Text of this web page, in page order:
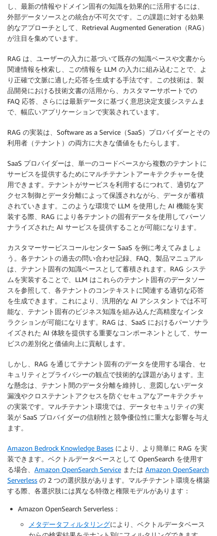
し、最新の情報やドメイン固有の知識を効果的に活用するには、
外部データソースとの統合が不可欠です。この課題に対する効果
的なアプローチとして、Retrieval Augmented Generation（RAG）
が注目を集めています。
RAG は、ユーザーの入力に基づいて既存の知識ベースや文書から
関連情報を検索し、この情報を LLM の入力に組み込むことで、よ
り正確で文脈に適した応答を生成する手法です。この技術は、製
品開発における技術文書の活用から、カスタマーサポートでの
FAQ 応答、さらには最新データに基づく意思決定支援システムま
で、幅広いアプリケーションで実装されています。
RAG の実装は、Software as a Service（SaaS）プロバイダーとその
利用者（テナント）の両方に大きな価値をもたらします。
SaaS プロバイダーは、単一のコードベースから複数のテナントに
サービスを提供するためにマルチテナントアーキテクチャーを使
用できます。テナントがサービスを利用するにつれて、適切なア
クセス制御とデータ分離によって保護されながら、データが蓄積
されていきます。このような環境で LLM を使用した AI 機能を実
装する際、RAG により各テナントの固有データを使用してパーソ
ナライズされた AI サービスを提供することが可能になります。
カスタマーサービスコールセンター SaaS を例に考えてみましょ
う。各テナントの過去の問い合わせ記録、FAQ、製品マニュアル
は、テナント固有の知識ベースとして蓄積されます。RAG システ
ムを実装することで、LLM はこれらのテナント固有のデータソー
スを参照して、各テナントのコンテキストに関連する適切な応答
を生成できます。これにより、汎用的な AI アシスタントでは不可
能な、テナント固有のビジネス知識を組み込んだ高精度なインタ
ラクションが可能になります。RAG は、SaaS におけるパーソナラ
イズされた AI 体験を提供する重要なコンポーネントとして、サー
ビスの差別化と価値向上に貢献します。
しかし、RAG を通じてテナント固有のデータを使用する場合、セ
キュリティとプライバシーの観点で技術的な課題があります。主
な懸念は、テナント間のデータ分離を維持し、意図しないデータ
漏洩やクロステナントアクセスを防ぐセキュアなアーキテクチャ
の実装です。マルチテナント環境では、データセキュリティの実
装が SaaS プロバイダーの信頼性と競争優位性に重大な影響を与え
ます。
Amazon Bedrock Knowledge Bases により、より簡単に RAG を実
装できます。ベクトルデータベースとして OpenSearch を使用す
る場合、 Amazon OpenSearch Service または Amazon OpenSearch
Serverless の 2 つの選択肢があります。マルチテナント環境を構築
する際、各選択肢には異なる特徴と権限モデルがあります：
Amazon OpenSearch Serverless：
メタデータフィルタリングにより、ベクトルデータベース